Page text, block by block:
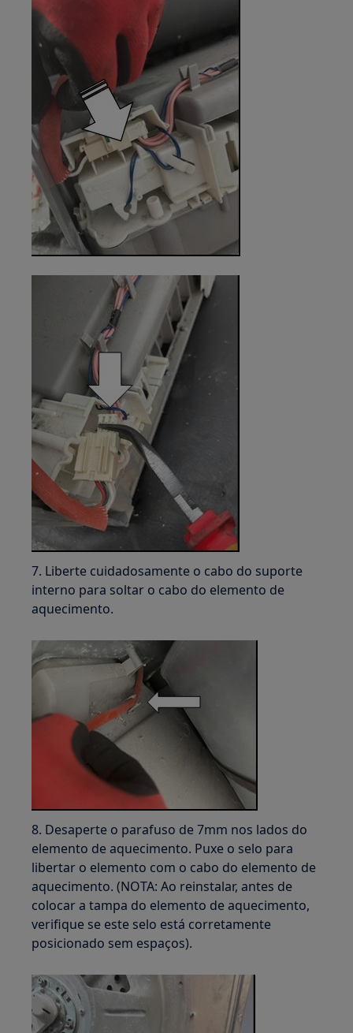
7. Liberte cuidadosamente o cabo do suporte
interno para soltar o cabo do elemento de
aquecimento.
8. Desaperte o parafuso de 7mm nos lados do
elemento de aquecimento. Puxe o selo para
libertar o elemento com o cabo do elemento de
aquecimento. (NOTA: Ao reinstalar, antes de
colocar a tampa do elemento de aquecimento,
verifique se este selo está corretamente
posicionado sem espaços).